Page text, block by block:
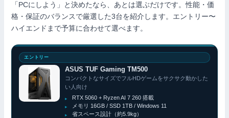
「PCにしよう」と決めたなら、あとは選ぶだけです。性能・価
格・保証のバランスで厳選した3台を紹介します。エントリー〜
ハイエンドまで予算に合わせて選べます。
エントリー
ASUS TUF Gaming TM500
コンパクトなサイズでフルHDゲームをサクサク動かした
い人向け
RTX 5060 + Ryzen AI 7 260 搭載
メモリ 16GB / SSD 1TB / Windows 11
省スペース設計（約5.9kg）